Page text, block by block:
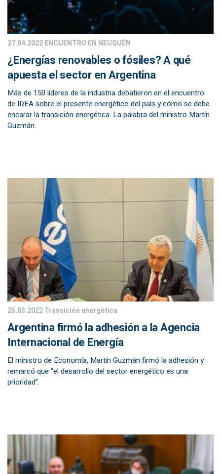
27.04.2022ENCUENTRO EN NEUQUÉN
¿Energías renovables o fósiles? A qué
apuesta el sector en Argentina
Más de 150 líderes de la industria debatieron en el encuentro
de IDEA sobre el presente energético del país y cómo se debe
encarar la transición energética. La palabra del ministro Martín
Guzmán.
25.03.2022Transición energética
Argentina firmó la adhesión a la Agencia
Internacional de Energía
El ministro de Economía, Martín Guzmán firmó la adhesión y
remarcó que “el desarrollo del sector energético es una
prioridad”.